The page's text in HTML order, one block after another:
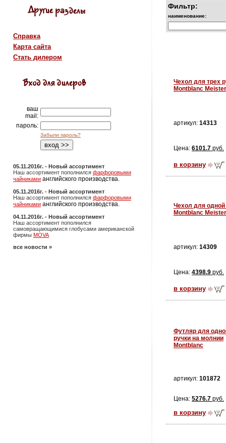
Справка
Карта сайта
Стать дилером
ваш
mail:
пароль:
Забыли пароль?
05.11.2016г. - Новый ассортимент
Наш ассортимент пополнился фарфоровыми
чайниками английского производства.
05.11.2016г. - Новый ассортимент
Наш ассортимент пополнился фарфоровыми
чайниками английского производства.
04.11.2016г. - Новый ассортимент
Наш ассортимент пополнился
самовращающимися глобусами американской
фирмы MOVA
все новости »
Фильтр:
наименование:
Чехол для трех
Montblanc
артикул: 14313
Цена: 6101.7 руб.
в корзину
Чехол для одной
Montblanc
артикул: 14309
Цена: 4398.9 руб.
в корзину
Футляр для
ручки на молнии
Montblanc
артикул: 101872
Цена: 5276.7 руб.
в корзину